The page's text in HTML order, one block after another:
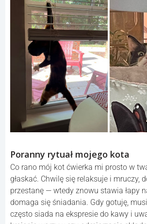
Poranny rytuał mojego kota
Co rano mój kot ćwierka mi prosto w
głaskać. Chwilę się relaksuje i mruczy,
przestanę — wtedy znowu stawia łapy
domaga się śniadania. Gdy gotuję,
często siada na ekspresie do kawy i